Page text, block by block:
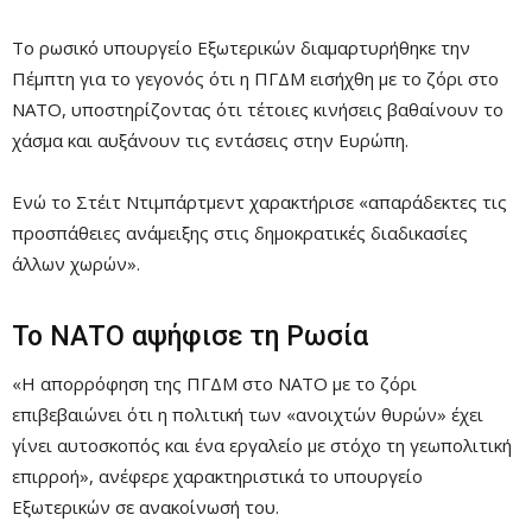
Το ρωσικό υπουργείο Εξωτερικών διαμαρτυρήθηκε την
Πέμπτη για το γεγονός ότι η ΠΓΔΜ εισήχθη με το ζόρι στο
ΝΑΤΟ, υποστηρίζοντας ότι τέτοιες κινήσεις βαθαίνουν το
χάσμα και αυξάνουν τις εντάσεις στην Ευρώπη.
Ενώ το Στέιτ Ντιμπάρτμεντ χαρακτήρισε «απαράδεκτες τις
προσπάθειες ανάμειξης στις δημοκρατικές διαδικασίες
άλλων χωρών».
Το ΝΑΤΟ αψήφισε τη Ρωσία
«Η απορρόφηση της ΠΓΔΜ στο ΝΑΤΟ με το ζόρι
επιβεβαιώνει ότι η πολιτική των «ανοιχτών θυρών» έχει
γίνει αυτοσκοπός και ένα εργαλείο με στόχο τη γεωπολιτική
επιρροή», ανέφερε χαρακτηριστικά το υπουργείο
Εξωτερικών σε ανακοίνωσή του.